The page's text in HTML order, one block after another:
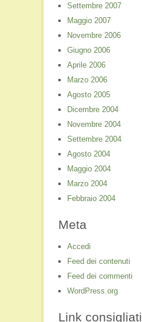
Settembre 2007
Maggio 2007
Novembre 2006
Giugno 2006
Aprile 2006
Marzo 2006
Agosto 2005
Dicembre 2004
Novembre 2004
Settembre 2004
Agosto 2004
Maggio 2004
Marzo 2004
Febbraio 2004
Meta
Accedi
Feed dei contenuti
Feed dei commenti
WordPress.org
Link consigliati